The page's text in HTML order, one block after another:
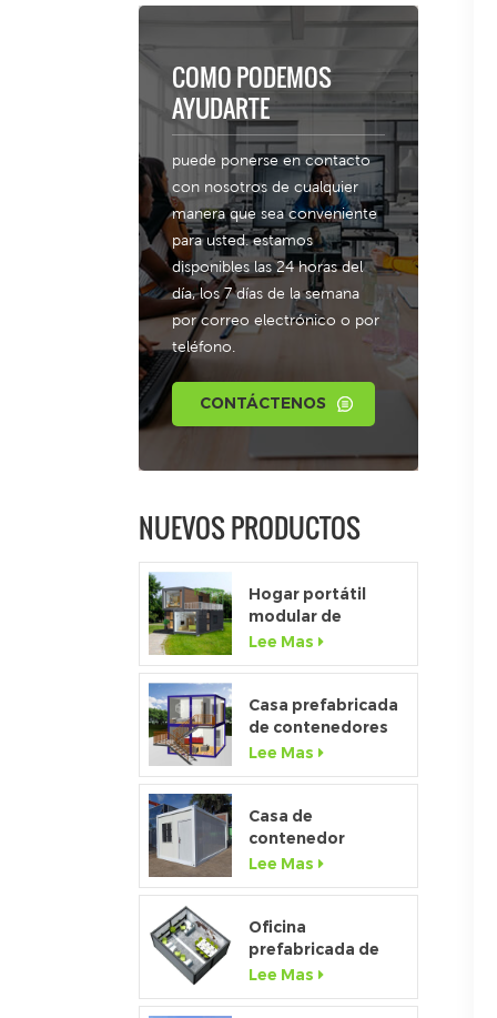
COMO PODEMOS
AYUDARTE
puede ponerse en contacto
con nosotros de cualquier
manera que sea conveniente
para usted. estamos
disponibles las 24 horas del
día, los 7 días de la semana
por correo electrónico o por
teléfono.
CONTÁCTENOS
NUEVOS PRODUCTOS
Hogar portátil
modular de
ventana de altura
completa de gama
Lee Mas
Casa prefabricada
de contenedores
de paquete plano
de lujo 2020 con
Lee Mas
Casa de
contenedor
desmontable de
bajo costo de
la venta
Lee Mas
Oficina
prefabricada de
contenedores
temporales de
Lee Mas